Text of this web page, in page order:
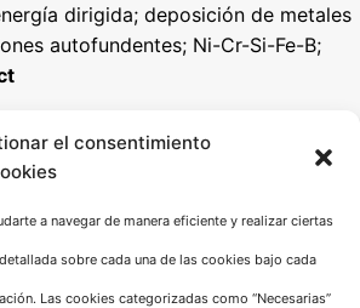
el consentimiento
a navegar de manera eficiente y realizar ciertas
sobre cada una de las cookies bajo cada
Las cookies categorizadas como “Necesarias”
dirigida; deposición de metales
autofundentes; Ni-Cr-Si-Fe-B;